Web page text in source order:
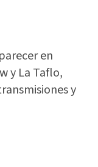
en
y La Taflo,
y